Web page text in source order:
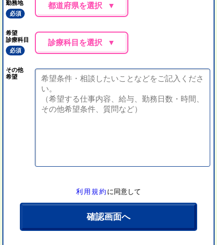
勤務地
必須
都道府県を選択
希望
診療科目
必須
診療科目を選択
その他
希望
利用規約 に同意して
確認画面へ